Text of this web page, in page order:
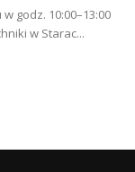
godz. 10:00–13:00
w Starac...